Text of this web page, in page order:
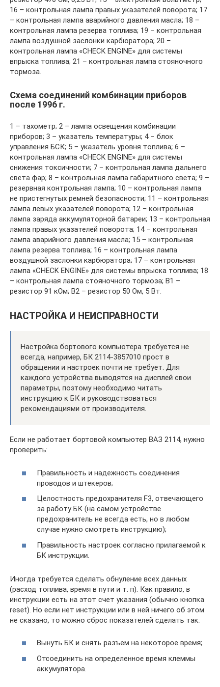
16 – контрольная лампа правых указателей поворота; 17
– контрольная лампа аварийного давления масла; 18 –
контрольная лампа резерва топлива; 19 – контрольная
лампа воздушной заслонки карбюратора; 20 –
контрольная лампа «CHECK ENGINE» для системы
впрыска топлива; 21 – контрольная лампа стояночного
тормоза.
Схема соединений комбинации приборов
после 1996 г.
1 – тахометр; 2 – лампа освещения комбинации
приборов; 3 – указатель температуры; 4 – блок
управления БСК; 5 – указатель уровня топлива; 6 –
контрольная лампа «CHECK ENGINE» для системы
снижения токсичности; 7 – контрольная лампа дальнего
света фар; 8 – контрольная лампа габаритного света; 9 –
резервная контрольная лампа; 10 – контрольная лампа
не пристегнутых ремней безопасности; 11 – контрольная
лампа левых указателей поворота; 12 – контрольная
лампа заряда аккумуляторной батареи; 13 – контрольная
лампа правых указателей поворота; 14 – контрольная
лампа аварийного давления масла; 15 – контрольная
лампа резерва топлива; 16 – контрольная лампа
воздушной заслонки карбюратора; 17 – контрольная
лампа «CHECK ENGINE» для системы впрыска топлива; 18
– контрольная лампа стояночного тормоза; В1 –
резистор 91 кОм; В2 – резистор 50 Ом, 5 Вт.
НАСТРОЙКА И НЕИСПРАВНОСТИ
Настройка бортового компьютера требуется не
всегда, например, БК 2114-3857010 прост в
обращении и настроек почти не требует. Для
каждого устройства выводятся на дисплей свои
параметры, поэтому необходимо читать
инструкцию к БК и руководствоваться
рекомендациями от производителя.
Если не работает бортовой компьютер ВАЗ 2114, нужно
проверить:
Правильность и надежность соединения
проводов и штекеров;
Целостность предохранителя F3, отвечающего
за работу БК (на самом устройстве
предохранитель не всегда есть, но в любом
случае нужно смотреть инструкцию);
Правильность настроек согласно прилагаемой к
БК инструкции.
Иногда требуется сделать обнуление всех данных
(расход топлива, время в пути и т. п). Как правило, в
инструкции есть на этот счет указания (обычно кнопка
reset). Но если нет инструкции или в ней ничего об этом
не сказано, то можно сброс показателей сделать так:
Вынуть БК и снять разъем на некоторое время;
Отсоединить на определенное время клеммы
аккумулятора.